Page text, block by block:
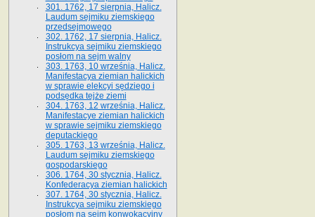
301. 1762, 17 sierpnia, Halicz.
Laudum sejmiku ziemskiego
przedsejmowego
302. 1762, 17 sierpnia, Halicz.
Instrukcya sejmiku ziemskiego
posłom na sejm walny
303. 1763, 10 września, Halicz.
Manifestacya ziemian halickich
w sprawie elekcyi sędziego i
podsędka tejże ziemi
304. 1763, 12 września, Halicz.
Manifestacye ziemian halickich
w sprawie sejmiku ziemskiego
deputackiego
305. 1763, 13 września, Halicz.
Laudum sejmiku ziemskiego
gospodarskiego
306. 1764, 30 stycznia, Halicz.
Konfederacya ziemian halickich
307. 1764, 30 stycznia, Halicz.
Instrukcya sejmiku ziemskiego
posłom na sejm konwokacyjny